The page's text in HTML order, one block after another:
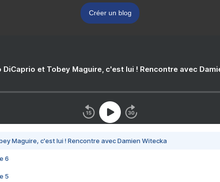
Créer un blog
DiCaprio et Tobey Maguire, c'est lui ! Rencontre avec
Maguire, c'est lui ! Rencontre avec Damien Witecka
6
5